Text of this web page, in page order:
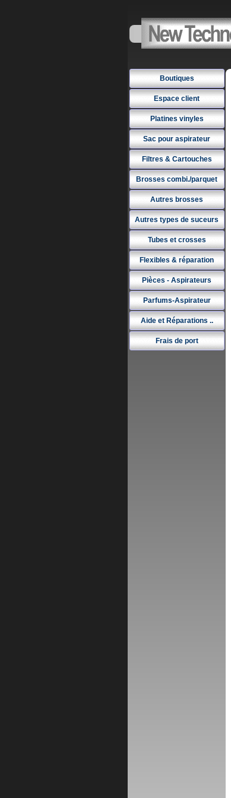
Boutiques
Espace client
Platines vinyles
Sac pour aspirateur
Filtres & Cartouches
Brosses combi./parquet
Autres brosses
Autres types de suceurs
Tubes et crosses
Flexibles & réparation
Pièces - Aspirateurs
Parfums-Aspirateur
Aide et Réparations ..
Frais de port